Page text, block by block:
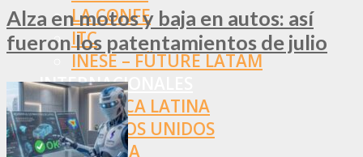
LA CONFE
ITC
INESE – FÜTURE LATAM
INTERNACIONALES
AMÉRICA LATINA
ESTADOS UNIDOS
EUROPA
Alza en motos y baja en autos: así
fueron los patentamientos de julio